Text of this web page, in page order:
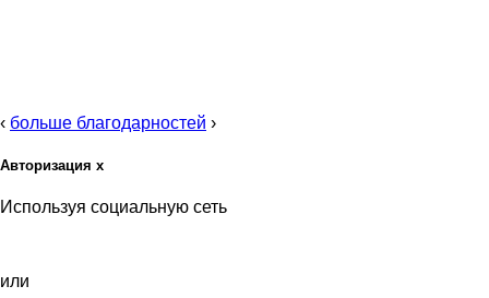
‹ больше благодарностей ›
Авторизация x
Используя социальную сеть
или